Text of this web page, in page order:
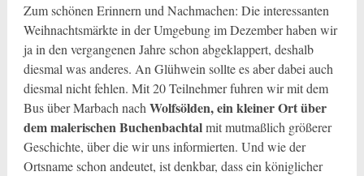
Zum schönen Erinnern und Nachmachen: Die interessanten
Weihnachtsmärkte in der Umgebung im Dezember haben wir
ja in den vergangenen Jahre schon abgeklappert, deshalb
diesmal was anderes. An Glühwein sollte es aber dabei auch
diesmal nicht fehlen. Mit 20 Teilnehmer fuhren wir mit dem
Bus über Marbach nach Wolfsölden, ein kleiner Ort über
dem malerischen Buchenbachtalmit mutmaßlich größerer
Geschichte, über die wir uns informierten. Und wie der
Ortsname schon andeutet, ist denkbar, dass ein königlicher